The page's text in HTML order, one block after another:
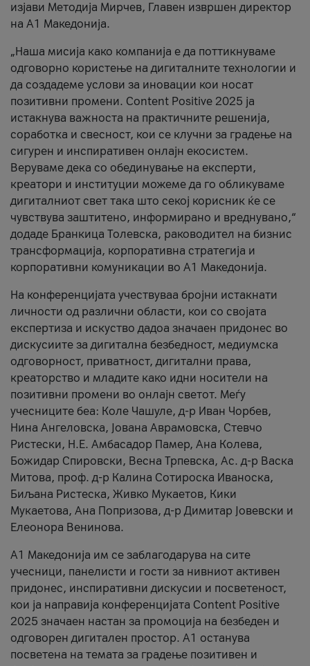
изјави Методија Мирчев, Главен извршен директор
на А1 Македонија.
„Наша мисија како компанија е да поттикнуваме
одговорно користење на дигиталните технологии и
да создадеме услови за иновации кои носат
позитивни промени. Content Positive 2025 ја
истакнува важноста на практичните решенија,
соработка и свесност, кои се клучни за градење на
сигурен и инспиративен онлајн екосистем.
Веруваме дека со обединување на експерти,
креатори и институции можеме да го обликуваме
дигиталниот свет така што секој корисник ќе се
чувствува заштитено, информирано и вреднувано,“
додаде Бранкица Толевска, раководител на бизнис
трансформација, корпоративна стратегија и
корпоративни комуникации во А1 Македонија.
На конференцијата учествуваа бројни истакнати
личности од различни области, кои со својата
експертиза и искуство дадоа значаен придонес во
дискусиите за дигитална безбедност, медиумска
одговорност, приватност, дигитални права,
креаторство и младите како идни носители на
позитивни промени во онлајн светот. Меѓу
учесниците беа: Коле Чашуле, д-р Иван Чорбев,
Нина Ангеловска, Јована Аврамовска, Стевчо
Ристески, Н.Е. Амбасадор Памер, Ана Колева,
Божидар Спировски, Весна Трпевска, Ас. д-р Васка
Митова, проф. д-р Калина Сотироска Иваноска,
Биљана Ристеска, Живко Мукаетов, Кики
Мукаетова, Ана Попризова, д-р Димитар Јовевски и
Елеонора Венинова.
А1 Македонија им се заблагодарува на сите
учесници, панелисти и гости за нивниот активен
придонес, инспиративни дискусии и посветеност,
кои ја направија конференцијата Content Positive
2025 значаен настан за промоција на безбеден и
одговорен дигитален простор. А1 останува
посветена на темата за градење позитивен и